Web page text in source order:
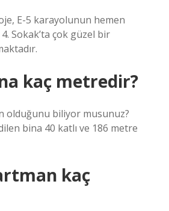
E-5 karayolunun hemen
Sokak’ta çok güzel bir
kaç metredir?
olduğunu biliyor musunuz?
bina 40 katlı ve 186 metre
kaç